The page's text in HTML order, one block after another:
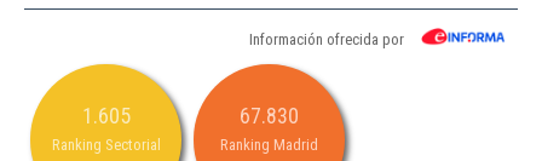
Información ofrecida por
1.605
Ranking Sectorial
67.830
Ranking Madrid